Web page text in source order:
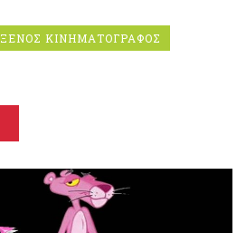
ΞΕΝΟΣ ΚΙΝΗΜΑΤΟΓΡΑΦΟΣ